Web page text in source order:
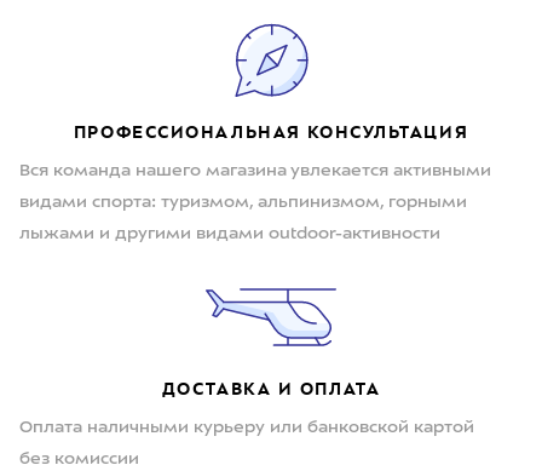
ПРОФЕССИОНАЛЬНАЯ КОНСУЛЬТАЦИЯ
Вся команда нашего магазина увлекается активными
видами спорта: туризмом, альпинизмом, горными
лыжами и другими видами outdoor-активности
ДОСТАВКА И ОПЛАТА
Оплата наличными курьеру или банковской картой
без комиссии